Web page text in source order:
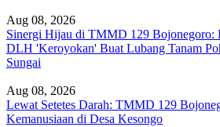
Aug 08, 2026
Sinergi Hijau di TMMD 129 Bojonegoro:
DLH 'Keroyokan' Buat Lubang Tanam
Sungai
Aug 08, 2026
Lewat Setetes Darah: TMMD 129
Kemanusiaan di Desa Kesongo